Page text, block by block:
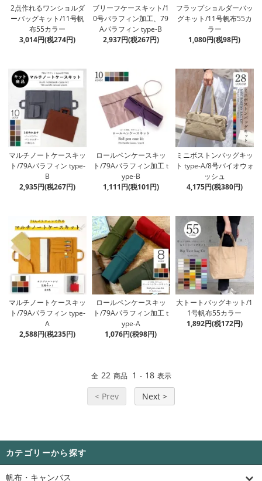
2点作れるワンショルダ
ーバッグキット/11号帆
布55カラー
3,014円(税274円)
ブリーフケースキット/1
0号パラフィン加工、79
Aパラフィン type-B
2,937円(税267円)
フラップショルダーバッ
グキット/11号帆布55カ
ラー
1,080円(税98円)
マルチノートケースキッ
ト/79Aパラフィン type-
B
2,935円(税267円)
ロールペンケースキッ
ト/79Aパラフィン加工 t
ype-B
1,111円(税101円)
ミニボストンバッグキッ
ト type-A/8号バイオウォ
ッシュ
4,175円(税380円)
マルチノートケースキッ
ト/79Aパラフィン type-
A
2,588円(税235円)
ロールペンケースキッ
ト/79Aパラフィン加工 t
ype-A
1,076円(税98円)
大トートバッグキット/1
1号帆布55カラー
1,892円(税172円)
全 22 商品 1 - 18 表示
< Prev Next >
カテゴリーから探す
帆布・キャンバス